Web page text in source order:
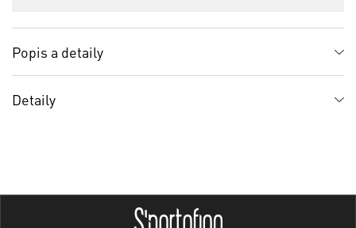
Popis a detaily
Detaily